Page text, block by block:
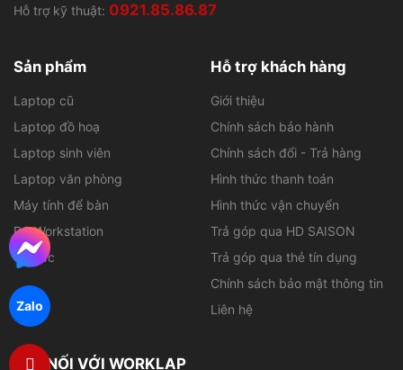
Hỗ trợ kỹ thuật: 0921.85.86.87
Sản phẩm
Laptop cũ
Laptop đồ hoạ
Laptop sinh viên
Laptop văn phòng
Máy tính để bàn
PC Workstation
Tin tức
Hỗ trợ khách hàng
Giới thiệu
Chính sách bảo hành
Chính sách đổi - Trả hàng
Hình thức thanh toán
Hình thức vận chuyển
Trả góp qua HD SAISON
Trả góp qua thẻ tín dụng
Chính sách bảo mật thông tin
Liên hệ
KẾT NỐI VỚI WORKLAP
Zalo